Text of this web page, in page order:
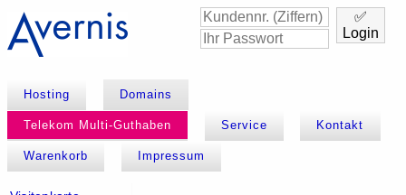
✅
Login
Hosting Domains
Telekom Multi-Guthaben Service Kontakt
Warenkorb Impressum